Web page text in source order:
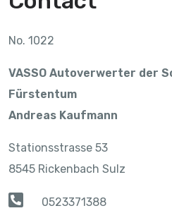
No. 1022
VASSO Autoverwerter der
Fürstentum
Andreas Kaufmann
Stationsstrasse 53
8545 Rickenbach Sulz
0523371388